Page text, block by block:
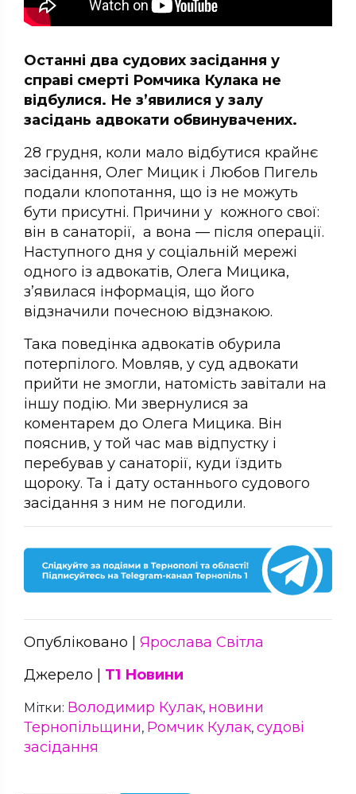
Останні два судових засідання у
справі смерті Ромчика Кулака не
відбулися. Не з’явилися у залу
засідань адвокати обвинувачених.
28 грудня, коли мало відбутися крайнє
засідання, Олег Мицик і Любов Пигель
подали клопотання, що із не можуть
бути присутні. Причини у кожного свої:
він в санаторії, а вона — після операції.
Наступного дня у соціальній мережі
одного із адвокатів, Олега Мицика,
з’явилася інформація, що його
відзначили почесною відзнакою.
Така поведінка адвокатів обурила
потерпілого. Мовляв, у суд адвокати
прийти не змогли, натомість завітали на
іншу подію. Ми звернулися за
коментарем до Олега Мицика. Він
пояснив, у той час мав відпустку і
перебував у санаторії, куди їздить
щороку. Та і дату останнього судового
засідання з ним не погодили.
Опубліковано | Ярослава Світла
Джерело | Т1 Новини
Мітки: Володимир Кулак, новини
Тернопільщини, Ромчик Кулак, судові
засідання